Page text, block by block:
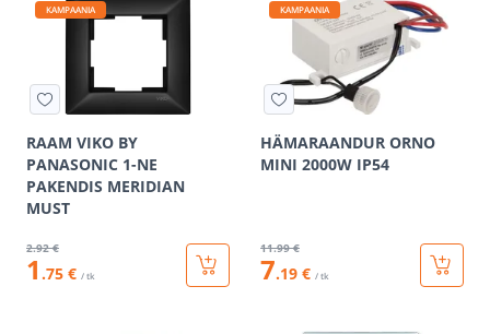
KAMPAANIA
RAAM VIKO BY
PANASONIC 1-NE
PAKENDIS MERIDIAN
MUST
2.92 €
1 .75 € / tk
KAMPAANIA
HÄMARAANDUR ORNO
MINI 2000W IP54
11.99 €
7.19 € / tk